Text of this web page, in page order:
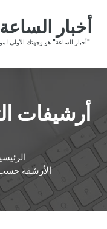
م
ت
أخبار الساعة
"أخبار الساعة" هو وجهتك الأولى
أرشيفات
الأرشفة